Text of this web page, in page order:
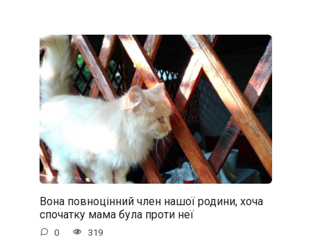
Вона повноцінний член нашої родини, хоча
спочатку мама була проти неї
0 319